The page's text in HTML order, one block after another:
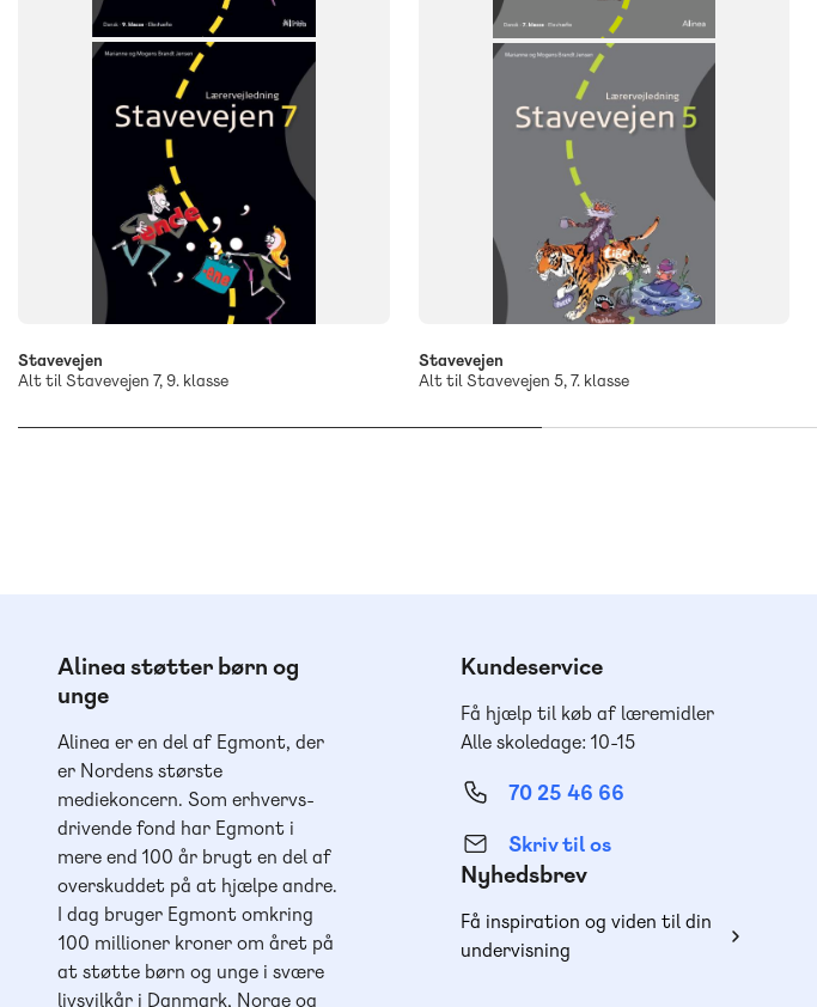
Stavevejen
Alt til Stavevejen 7, 9. klasse
Stavevejen
Alt til Stavevejen 5, 7. klasse
Alinea støtter børn og
unge
Alinea er en del af Egmont, der
er Nordens største
mediekoncern. Som erhvervs-
drivende fond har Egmont i
mere end 100 år brugt en del af
overskuddet på at hjælpe andre.
I dag bruger Egmont omkring
100 millioner kroner om året på
at støtte børn og unge i svære
livsvilkår i Danmark, Norge og
Kundeservice
Få hjælp til køb af læremidler
Alle skoledage: 10-15
70 25 46 66
Skriv til os
Nyhedsbrev
Få inspiration og viden til din
undervisning